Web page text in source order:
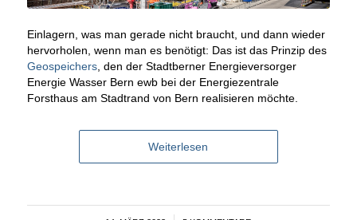
Einlagern, was man gerade nicht braucht, und dann wieder
hervorholen, wenn man es benötigt: Das ist das Prinzip des
Geospeichers, den der Stadtberner Energieversorger
Energie Wasser Bern ewb bei der Energiezentrale
Forsthaus am Stadtrand von Bern realisieren möchte.
Weiterlesen